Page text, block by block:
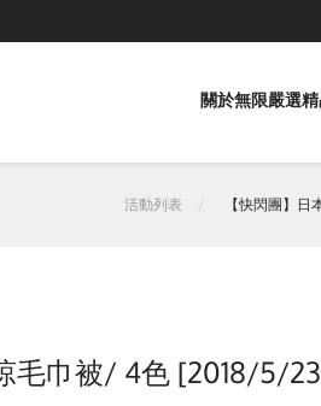
關於無限嚴選
活動列表 【快閃團】日
毛巾被/ 4色 [2018/5/